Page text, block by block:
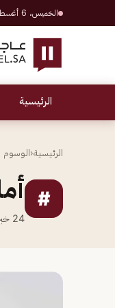
الخميس، 6 أغسطس 2026 · 23 صفر 1448 هـ
الرئيسية
الرئيسية‹الوسوم
#
24